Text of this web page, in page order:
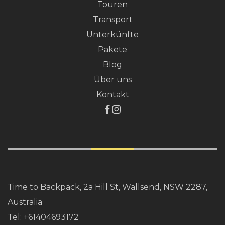
Touren
Transport
Unterkünfte
Pakete
Blog
Über uns
Kontakt
Time to Backpack, 2a Hill St, Wallsend, NSW 2287,
Australia
Tel: +61404693172